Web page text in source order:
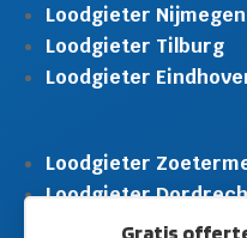
Gratis
Loodgieter Nijmegen
Loodgieter Tilburg
Loodgieter
Loodgieter
Loodgieter
Loodgieter Rijswijk